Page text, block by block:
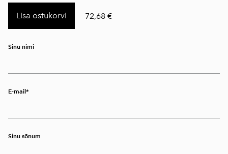
Lisa ostukorvi 72,68 €
Sinu nimi
E-mail
Sinu sõnum